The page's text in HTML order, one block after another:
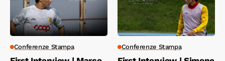
Conferenze Stampa Conferenze Stampa